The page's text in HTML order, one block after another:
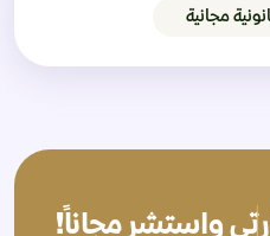
مجانية
واستشر مجاناً!